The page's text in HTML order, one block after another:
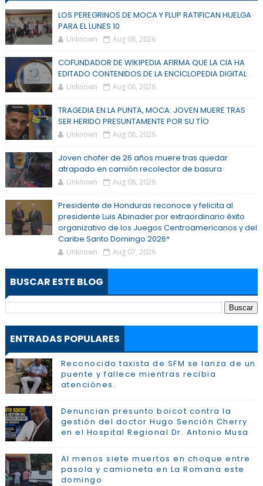
LOS PEREGRINOS DE MOCA Y FLUP RATIFICAN HUELGA
PARA EL LUNES 10
Unknown Aug 08, 2026
COFUNDADOR DE WIKIPEDIA AFIRMA QUE LA CIA HA
EDITADO CONTENIDOS DE LA ENCICLOPEDIA DIGITAL
Unknown Aug 08, 2026
TRAGEDIA EN LA PUNTA, MOCA: JOVEN MUERE TRAS
SER HERIDO PRESUNTAMENTE POR SU TÍO
Unknown Aug 08, 2026
Joven chofer de 26 años muere tras quedar
atrapado en camión recolector de basura
Unknown Aug 08, 2026
Presidente de Honduras reconoce y felicita al
presidente Luis Abinader por extraordinario éxito
organizativo de los Juegos Centroamericanos y del
Caribe Santo Domingo 2026*
Unknown Aug 07, 2026
BUSCAR ESTE BLOG
ENTRADAS POPULARES
Reconocido taxista de SFM se lanza de un
puente y fallece mientras recibia
atenciónes.
Denuncian presunto boicot contra la
gestión del doctor Hugo Sención Cherry
en el Hospital Regional Dr. Antonio Musa
Al menos siete muertos en choque entre
pasola y camioneta en La Romana este
domingo